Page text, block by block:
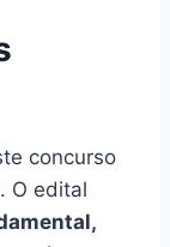
concurso
O edital